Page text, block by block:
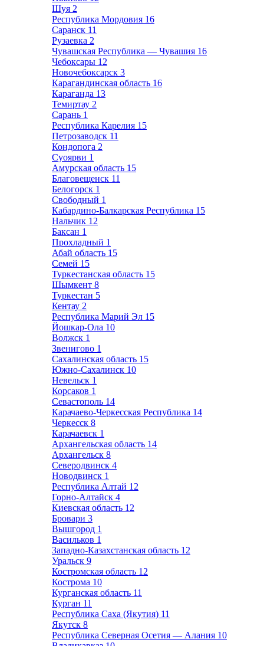
Шуя 2
Республика Мордовия 16
Саранск 11
Рузаевка 2
Чувашская Республика — Чувашия 16
Чебоксары 12
Новочебоксарск 3
Карагандинская область 16
Караганда 13
Темиртау 2
Сарань 1
Республика Карелия 15
Петрозаводск 11
Кондопога 2
Суоярви 1
Амурская область 15
Благовещенск 11
Белогорск 1
Свободный 1
Кабардино-Балкарская Республика 15
Нальчик 12
Баксан 1
Прохладный 1
Абай область 15
Семей 15
Туркестанская область 15
Шымкент 8
Туркестан 5
Кентау 2
Республика Марий Эл 15
Йошкар-Ола 10
Волжск 1
Звенигово 1
Сахалинская область 15
Южно-Сахалинск 10
Невельск 1
Корсаков 1
Севастополь 14
Карачаево-Черкесская Республика 14
Черкесск 8
Карачаевск 1
Архангельская область 14
Архангельск 8
Северодвинск 4
Новодвинск 1
Республика Алтай 12
Горно-Алтайск 4
Киевская область 12
Бровари 3
Вышгород 1
Васильков 1
Западно-Казахстанская область 12
Уральск 9
Костромская область 12
Кострома 10
Курганская область 11
Курган 11
Республика Саха (Якутия) 11
Якутск 8
Республика Северная Осетия — Алания 10